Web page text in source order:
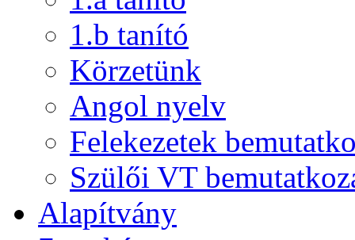
1.b tanító
Körzetünk
Angol nyelv
Felekezetek
Szülői VT
Alapítvány